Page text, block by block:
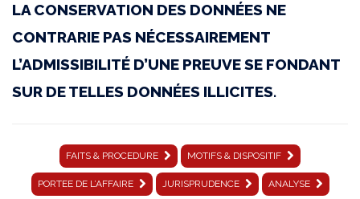
|
C-
484/24
Haustechnik
LA CONSERVATION DES DONNÉES NE
CONTRARIE PAS NÉCESSAIREMENT
L’ADMISSIBILITÉ D’UNE PREUVE SE FONDANT
SUR DE TELLES DONNÉES ILLICITES.
FAITS & PROCEDURE MOTIFS & DISPOSITIF
PORTEE DE L’AFFAIRE JURISPRUDENCE ANALYSE